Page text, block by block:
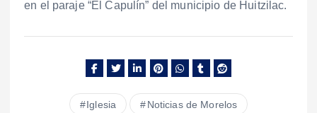
en el paraje “El Capulín” del municipio de Huitzilac.
Iglesia Noticias de Morelos